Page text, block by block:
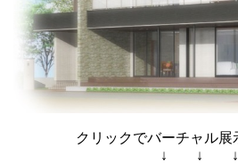
クリックでバーチャル
↓ ↓ ↓